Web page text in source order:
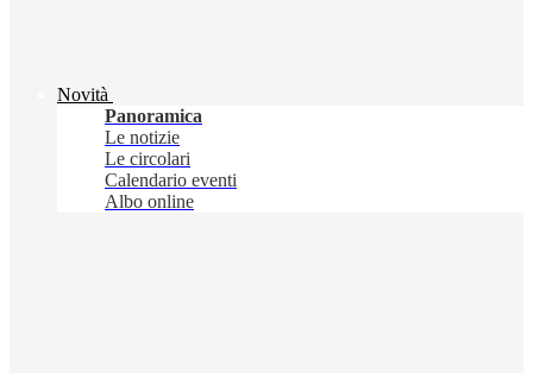
Novità
Panoramica
Le notizie
Le circolari
Calendario eventi
Albo online